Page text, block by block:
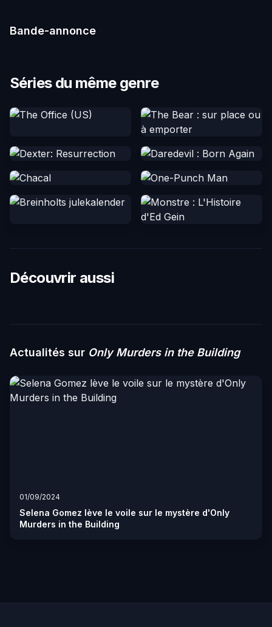
Bande-annonce
Séries du même genre
Découvrir aussi
Actualités sur Only Murders in the Building
01/09/2024
Selena Gomez lève le voile sur le mystère d'Only
Murders in the Building